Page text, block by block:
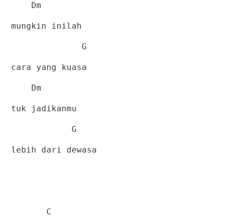
Dm
mungkin inilah
G
cara yang kuasa
Dm
tuk jadikanmu
G
lebih dari dewasa
C